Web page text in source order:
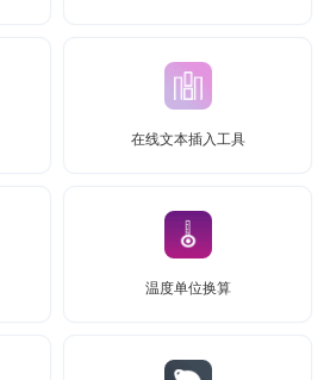
在线文本插入工具
温度单位换算